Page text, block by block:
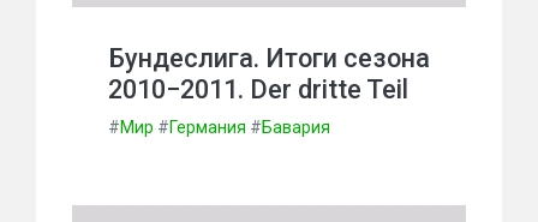
Бундеслига. Итоги сезона
2010−2011. Der dritte Teil
#Мир #Германия #Бавария